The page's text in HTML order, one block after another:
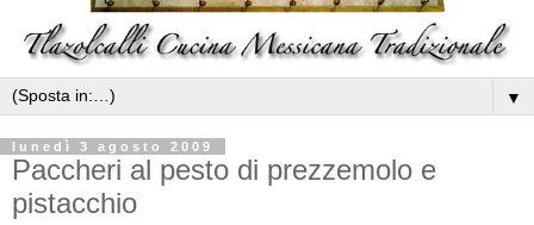
▼
lunedì 3 agosto 2009
Paccheri al pesto di prezzemolo e
pistacchio